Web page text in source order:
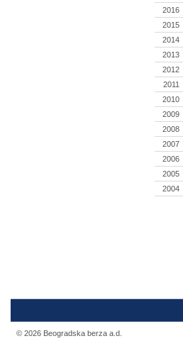
2016
2015
2014
2013
2012
2011
2010
2009
2008
2007
2006
2005
2004
© 2026 Beogradska berza a.d.